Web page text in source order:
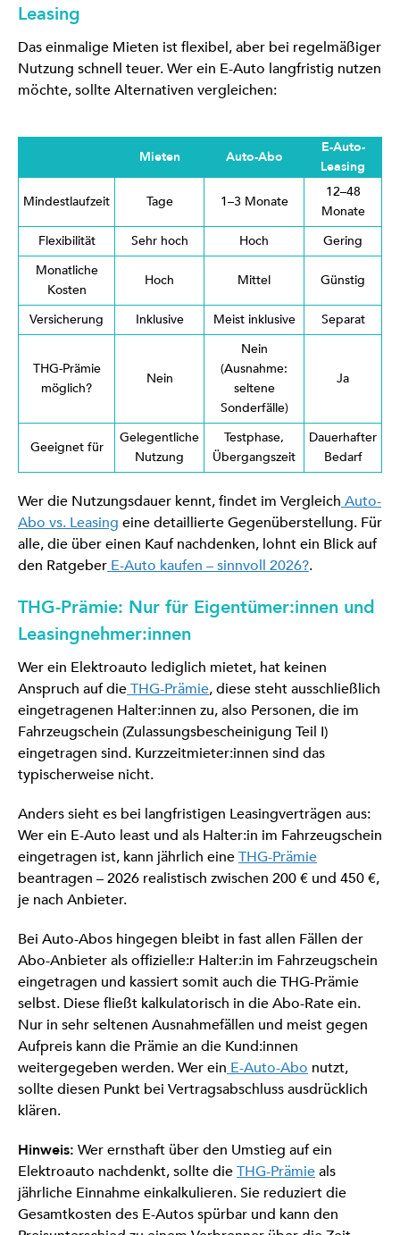
Leasing
Das einmalige Mieten ist flexibel, aber bei regelmäßiger
Nutzung schnell teuer. Wer ein E-Auto langfristig nutzen
möchte, sollte Alternativen vergleichen:
Mieten Auto-Abo
E-Auto-
Leasing
Mindestlaufzeit Tage 1–3 Monate
12–48
Monate
Flexibilität
Sehr hoch Hoch
Gering
Monatliche
Kosten
Hoch Mittel Günstig
Versicherung Inklusive Meist inklusive Separat
THG-Prämie
möglich?
Nein
Nein
(Ausnahme:
seltene
Sonderfälle)
Ja
Geeignet für
Gelegentliche
Nutzung
Testphase,
Übergangszeit
Dauerhafter
Bedarf
Wer die Nutzungsdauer kennt, findet im Vergleich Auto-
Abo vs. Leasing eine detaillierte Gegenüberstellung. Für
alle, die über einen Kauf nachdenken, lohnt ein Blick auf
den Ratgeber E-Auto kaufen – sinnvoll 2026?.
THG-Prämie: Nur für Eigentümer:innen und
Leasingnehmer:innen
Wer ein Elektroauto lediglich mietet, hat keinen
Anspruch auf dieTHG-Prämie, diese steht ausschließlich
eingetragenen Halter:innen zu, also Personen, die im
Fahrzeugschein (Zulassungsbescheinigung Teil I)
eingetragen sind. Kurzzeitmieter:innen sind das
typischerweise nicht.
Anders sieht es bei langfristigen Leasingverträgen aus:
Wer ein E-Auto least und als Halter:in im Fahrzeugschein
eingetragen ist, kann jährlich eineTHG-Prämie
beantragen – 2026 realistisch zwischen 200 € und 450 €,
je nach Anbieter.
Bei Auto-Abos hingegen bleibt in fast allen Fällen der
Abo-Anbieter als offizielle:r Halter:in im Fahrzeugschein
eingetragen und kassiert somit auch die THG-Prämie
selbst. Diese fließt kalkulatorisch in die Abo-Rate ein.
Nur in sehr seltenen Ausnahmefällen und meist gegen
Aufpreis kann die Prämie an die Kund:innen
weitergegeben werden. Wer ein E-Auto-Abo nutzt,
sollte diesen Punkt bei Vertragsabschluss ausdrücklich
klären.
Hinweis: Wer ernsthaft über den Umstieg auf ein
Elektroauto nachdenkt, sollte dieTHG-Prämieals
jährliche Einnahme einkalkulieren. Sie reduziert die
Gesamtkosten des E-Autos spürbar und kann den